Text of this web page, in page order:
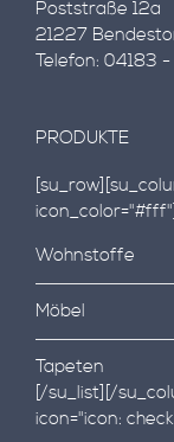
Poststraße 12a
21227
Telefon: 04183
PRODUKTE
Wohnstoffe
Möbel
Tapeten
[/su_list][/
icon="icon: